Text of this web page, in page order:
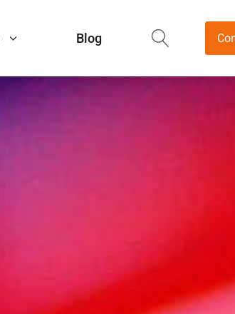
Pharma & Intermediates
Blog